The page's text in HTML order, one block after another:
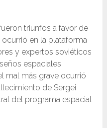
triunfos a favor de
ocurrió en la plataforma
y expertos soviéticos
espaciales
mal más grave ocurrió
de Sergei
del programa espacial